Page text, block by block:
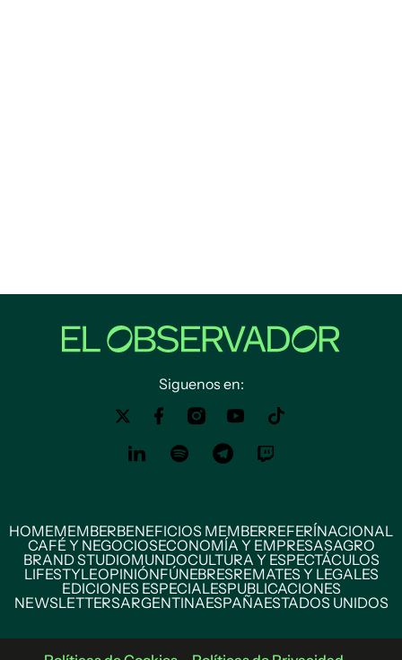
Siguenos en:
HOMEMEMBERBENEFICIOS MEMBERREFERÍNACIONAL
CAFÉ Y NEGOCIOSECONOMÍA Y EMPRESASAGRO
BRAND STUDIOMUNDOCULTURA Y ESPECTÁCULOS
LIFESTYLEOPINIÓNFÚNEBRESREMATES Y LEGALES
EDICIONES ESPECIALESPUBLICACIONES
NEWSLETTERSARGENTINAESPAÑAESTADOS UNIDOS